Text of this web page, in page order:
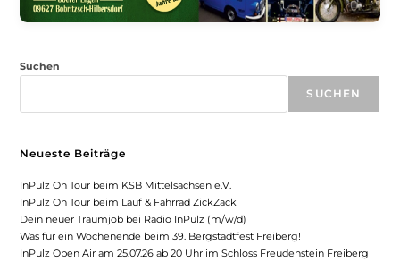
Suchen
SUCHEN
Neueste Beiträge
InPulz On Tour beim KSB Mittelsachsen e.V.
InPulz On Tour beim Lauf & Fahrrad ZickZack
Dein neuer Traumjob bei Radio InPulz (m/w/d)
Was für ein Wochenende beim 39. Bergstadtfest Freiberg!
InPulz Open Air am 25.07.26 ab 20 Uhr im Schloss Freudenstein Freiberg